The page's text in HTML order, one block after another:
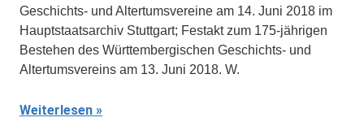
Geschichts- und Altertumsvereine am 14. Juni 2018 im
Hauptstaatsarchiv Stuttgart; Festakt zum 175-jährigen
Bestehen des Württembergischen Geschichts- und
Altertumsvereins am 13. Juni 2018. W.
Weiterlesen